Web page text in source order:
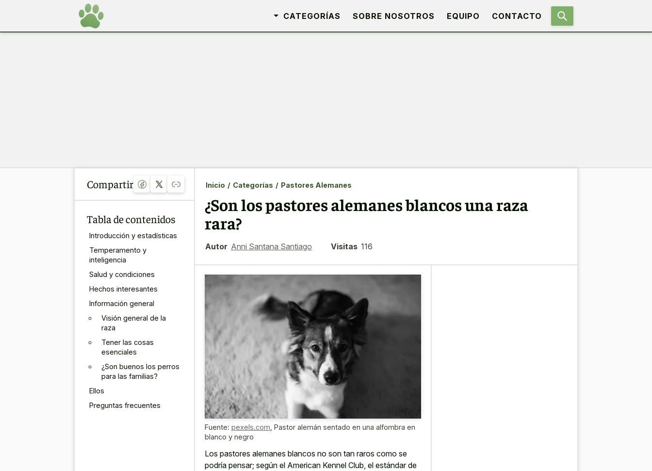
CATEGORÍAS SOBRE NOSOTROS EQUIPO CONTACTO
Compartir
Tabla de contenidos
Introducción y estadísticas
Temperamento y
inteligencia
Salud y condiciones
Hechos interesantes
Información general
Visión general de la
raza
Tener las cosas
esenciales
¿Son buenos los perros
para las familias?
Ellos
Preguntas frecuentes
Inicio / Categorías / Pastores Alemanes
¿Son los pastores alemanes blancos una raza
rara?
Autor Anni Santana Santiago Visitas 116
Fuente: pexels.com Pastor alemán sentado en una alfombra en
blanco y negro
Los pastores alemanes blancos no son tan raros como se
podría pensar; según el American Kennel Club, el estándar de